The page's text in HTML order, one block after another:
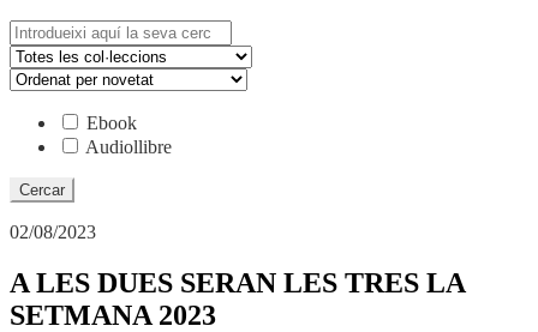
Cerca:
Ebook
Audiollibre
02/08/2023
A LES DUES SERAN LES TRES LA
SETMANA 2023